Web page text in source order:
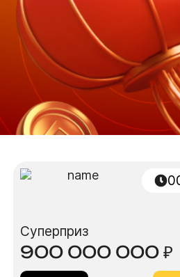
Суперприз
900 000 000₽